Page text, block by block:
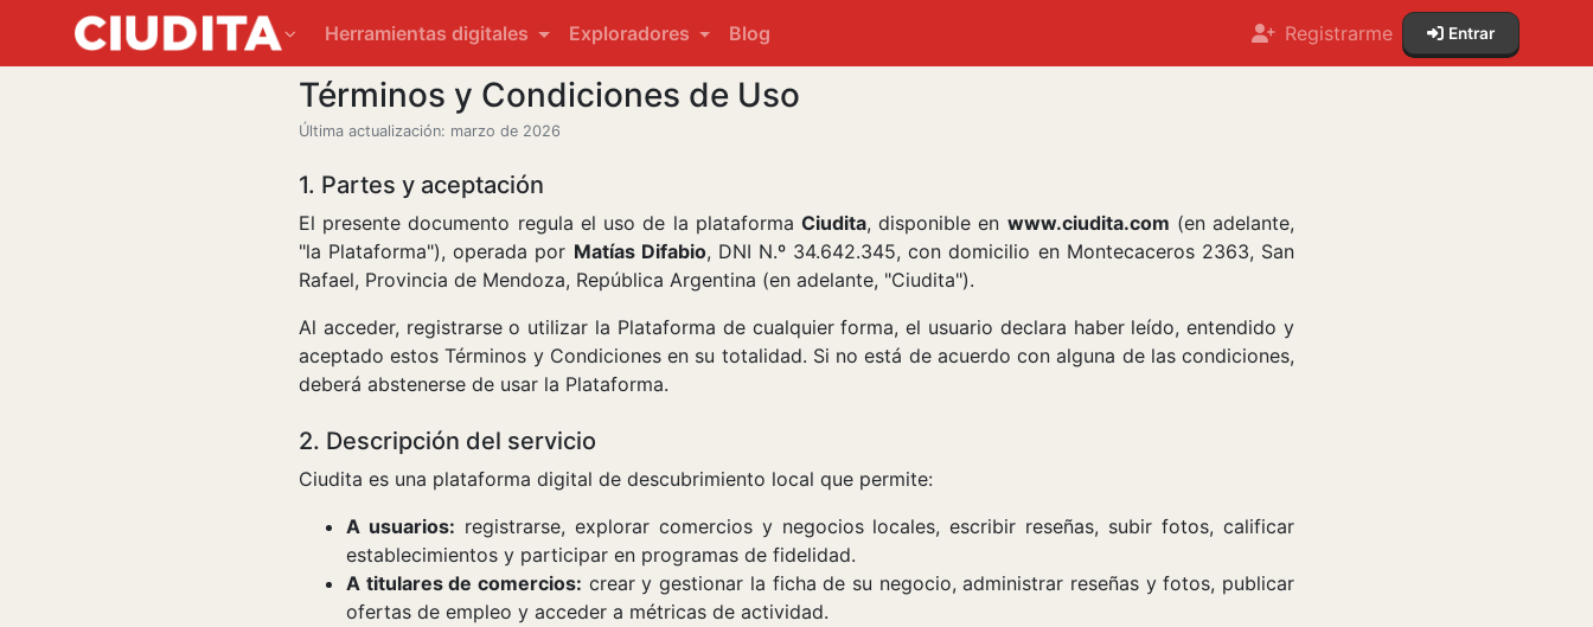
Herramientas digitales Exploradores Blog Registrarme Entrar
Términos y Condiciones de Uso
Última actualización: marzo de 2026
1. Partes y aceptación
El presente documento regula el uso de la plataforma Ciudita, disponible en www.ciudita.com (en adelante,
"la Plataforma"), operada por Matías Difabio, DNI N.º 34.642.345, con domicilio en Montecaceros 2363, San
Rafael, Provincia de Mendoza, República Argentina (en adelante, "Ciudita").
Al acceder, registrarse o utilizar la Plataforma de cualquier forma, el usuario declara haber leído, entendido y
aceptado estos Términos y Condiciones en su totalidad. Si no está de acuerdo con alguna de las condiciones,
deberá abstenerse de usar la Plataforma.
2. Descripción del servicio
Ciudita es una plataforma digital de descubrimiento local que permite:
A usuarios: registrarse, explorar comercios y negocios locales, escribir reseñas, subir fotos, calificar
establecimientos y participar en programas de fidelidad.
A titulares de comercios: crear y gestionar la ficha de su negocio, administrar reseñas y fotos, publicar
ofertas de empleo y acceder a métricas de actividad.